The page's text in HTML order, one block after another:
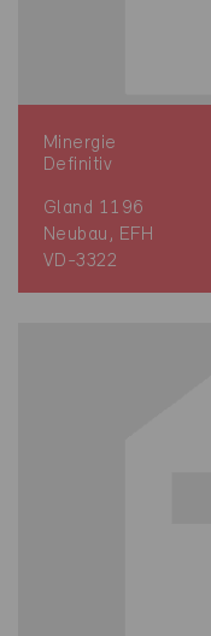
Minergie
Definitiv
Gland 1196
Neubau, EFH
VD-3322